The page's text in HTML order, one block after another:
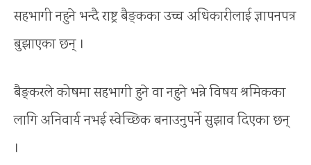
सहभागी नहुने भन्दै राष्ट्र बैङ्कका उच्च अधिकारीलाई ज्ञापनपत्र
बुझाएका छन् ।
बैङ्करले कोषमा सहभागी हुने वा नहुने भन्ने विषय श्रमिकका
लागि अनिवार्य नभई स्वेच्छिक बनाउनुपर्ने सुझाव दिएका छन्
।